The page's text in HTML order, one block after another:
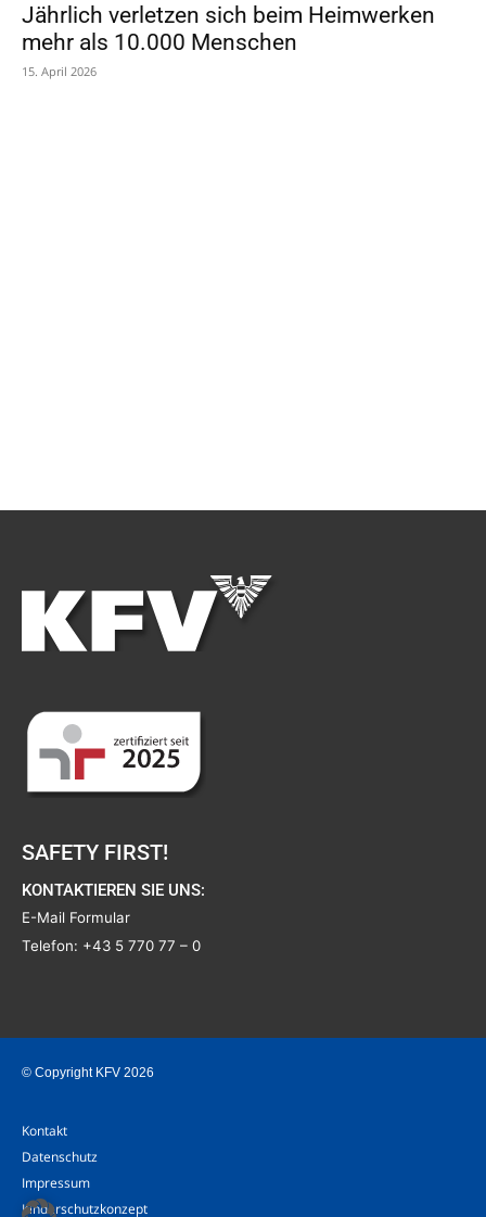
Jährlich verletzen sich beim Heimwerken
mehr als 10.000 Menschen
15. April 2026
SAFETY FIRST!
KONTAKTIEREN SIE UNS:
E-Mail Formular
Telefon: +43 5 770 77 – 0
© Copyright KFV 2026
Kontakt
Datenschutz
Impressum
Kinderschutzkonzept